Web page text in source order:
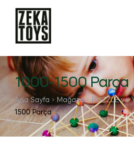
1000-1500 Parça
Ana Sayfa Mağaza PUZZLE ve
1500 Parça